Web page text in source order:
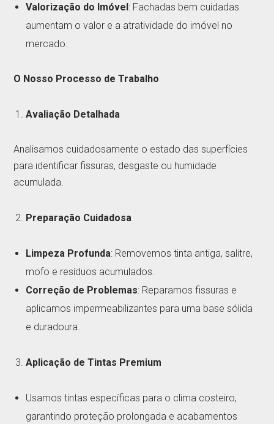
Valorização do Imóvel: Fachadas bem cuidadas
aumentam o valor e a atratividade do imóvel no
mercado.
O Nosso Processo de Trabalho
Avaliação Detalhada
Analisamos cuidadosamente o estado das superfícies
para identificar fissuras, desgaste ou humidade
acumulada.
Preparação Cuidadosa
Limpeza Profunda: Removemos tinta antiga, salitre,
mofo e resíduos acumulados.
Correção de Problemas: Reparamos fissuras e
aplicamos impermeabilizantes para uma base sólida
e duradoura.
Aplicação de Tintas Premium
Usamos tintas específicas para o clima costeiro,
garantindo proteção prolongada e acabamentos